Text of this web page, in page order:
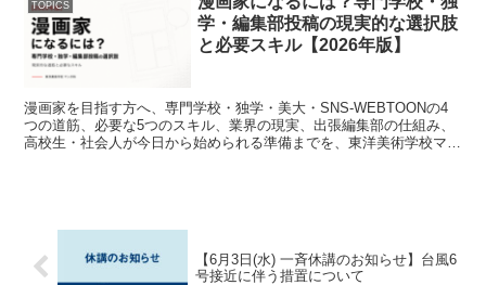
TOPICS
学・編集部投稿の現実的な選択肢
と必要スキル【2026年版】
漫画家を目指す方へ、専門学校・独学・美大・SNS-WEBTOONの4
つの道筋、必要な5つのスキル、業界の現実、出張編集部の仕組み、
高校生・社会人が今日から始められる準備までを、東洋美術学校マン
【6月3日(水) 一斉休講のお知らせ】台風6
号接近に伴う措置について